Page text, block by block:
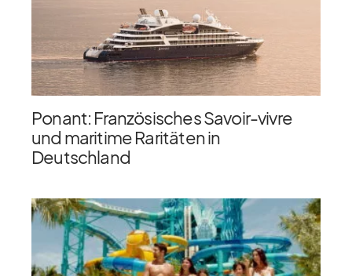
Ponant: Französisches Savoir-vivre
und maritime Raritäten in
Deutschland